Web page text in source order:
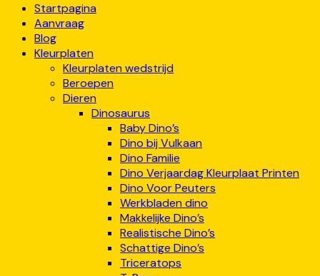
Startpagina
Aanvraag
Blog
Kleurplaten
Kleurplaten wedstrijd
Beroepen
Dieren
Dinosaurus
Baby Dino’s
Dino bij Vulkaan
Dino Familie
Dino Verjaardag Kleurplaat Printen
Dino Voor Peuters
Werkbladen dino
Makkelijke Dino’s
Realistische Dino’s
Schattige Dino’s
Triceratops